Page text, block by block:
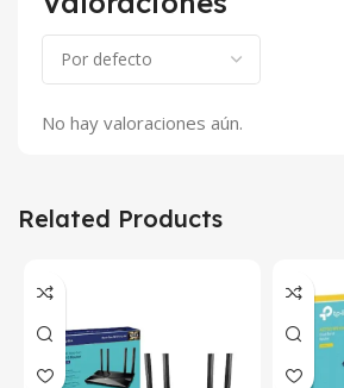
No hay valoraciones aún.
Related Products